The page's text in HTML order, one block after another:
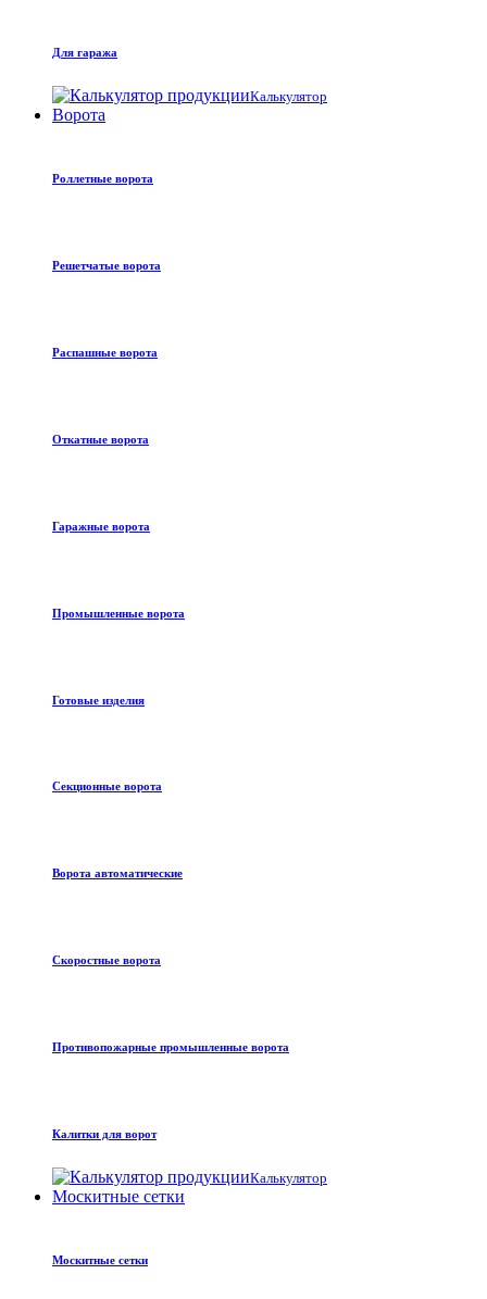
Для гаража
Калькулятор
Ворота
Роллетные ворота
Решетчатые ворота
Распашные ворота
Откатные ворота
Гаражные ворота
Промышленные ворота
Готовые изделия
Секционные ворота
Ворота автоматические
Скоростные ворота
Противопожарные промышленные ворота
Калитки для ворот
Калькулятор
Москитные сетки
Москитные сетки